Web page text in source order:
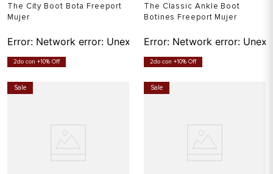
The City Boot Bota Freeport
Mujer
Error: Network error: Unexpected token T in JSON at
2do con +10% Off
The Classic Ankle Boot
Botines Freeport Mujer
Error: Network error:
2do con +10% Off
Sale Sale